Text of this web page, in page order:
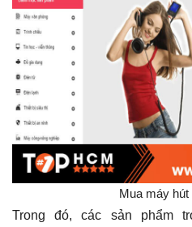
Mua máy hút
Trong đó, các sản phẩm